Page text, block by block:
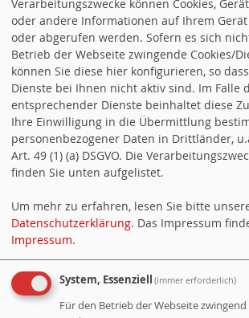
Vorwärts
Zähler
Besucher: 108
Online:
2
Downloads
Datei laden: Geschäftsordnung
2025,
Verarbeitungszwecke können Cookies,
oder andere Informationen auf Ihrem
oder abgerufen werden. Sofern es sich
Betrieb der Webseite zwingende Cookies/
können Sie diese hier konfigurieren, so
Dienste bei Ihnen nicht aktiv sind. Im Falle
entsprechender Dienste beinhaltet diese
Ihre Einwilligung in die Übermittlung
personenbezogener Daten in Drittländer,
Art. 49 (1) (a) DSGVO. Die
finden Sie unten aufgelistet.
Um mehr zu erfahren, lesen Sie bitte
Datenschutzerklärung. Das Impressum
Impressum.
System, Essenziell (immer erforderlich)
Für den Betrieb der Webseite